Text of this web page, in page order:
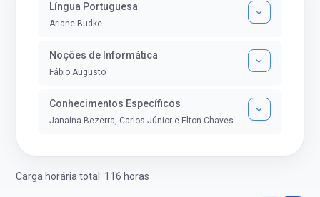
Língua Portuguesa
Ariane Budke
Noções de Informática
Fábio Augusto
Conhecimentos Específicos
Janaína Bezerra, Carlos Júnior e Elton Chaves
Carga horária total: 116 horas